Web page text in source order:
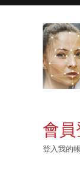
會員
登入我的